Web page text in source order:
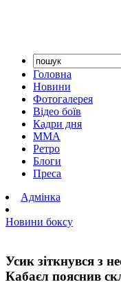
Головна
Новини
Фотогалерея
Відео боїв
Кадри дня
ММА
Ретро
Блоги
Преса
Адмінка
Новини боксу
Усик зіткнувся з
Кабаєл пояснив